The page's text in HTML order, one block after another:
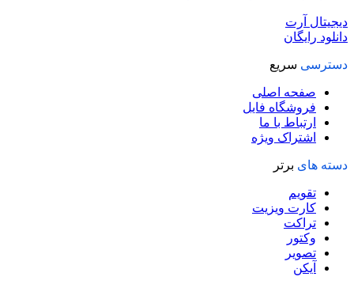
دیجیتال آرت
دانلود رایگان
دسترسی سریع
صفحه اصلی
فروشگاه فایل
ارتباط با ما
اشتراک ویژه
دسته های برتر
تقویم
کارت ویزیت
تراکت
وکتور
تصویر
آیکن